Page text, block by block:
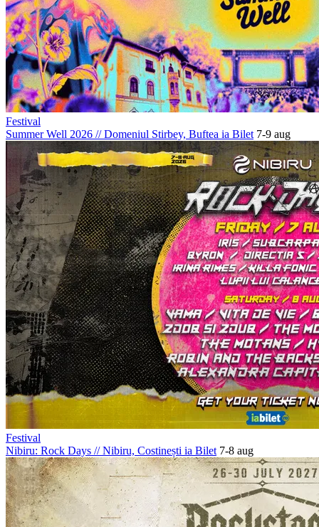
Festival
Summer Well 2026 //Domeniul Stirbey, Buftea ia Bilet 7-9 aug
Festival
Nibiru: Rock Days //Nibiru, Costinești ia Bilet 7-8 aug